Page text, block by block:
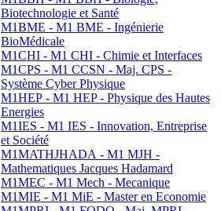
Biotechnologie et Santé
M1BME - M1 BME - Ingénierie
BioMédicale
M1CHI - M1 CHI - Chimie et Interfaces
M1CPS - M1 CCSN - Maj. CPS -
Système Cyber Physique
M1HEP - M1 HEP - Physique des Hautes
Energies
M1IES - M1 IES - Innovation, Entreprise
et Société
M1MATHJHADA - M1 MJH -
Mathematiques Jacques Hadamard
M1MEC - M1 Mech - Mecanique
M1MIE - M1 MiE - Master en Economie